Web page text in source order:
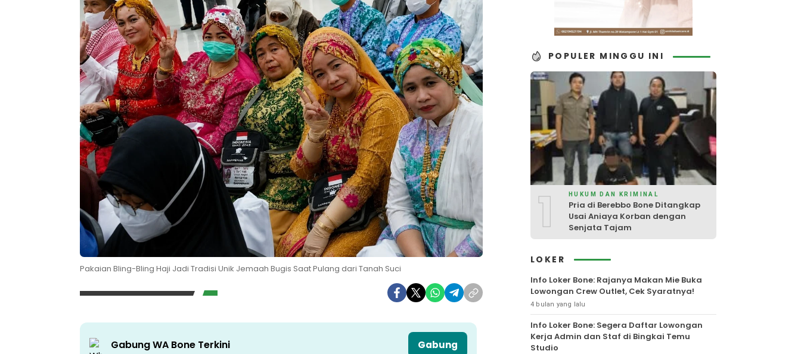
Pakaian Bling-Bling Haji Jadi Tradisi Unik Jemaah Bugis Saat Pulang dari Tanah Suci
Gabung WA Bone Terkini Gabung
POPULER MINGGU INI
1 HUKUM DAN KRIMINAL
Pria di Berebbo Bone Ditangkap
Usai Aniaya Korban dengan
Senjata Tajam
LOKER
Info Loker Bone: Rajanya Makan Mie Buka
Lowongan Crew Outlet, Cek Syaratnya!
4 bulan yang lalu
Info Loker Bone: Segera Daftar Lowongan
Kerja Admin dan Staf di Bingkai Temu
Studio